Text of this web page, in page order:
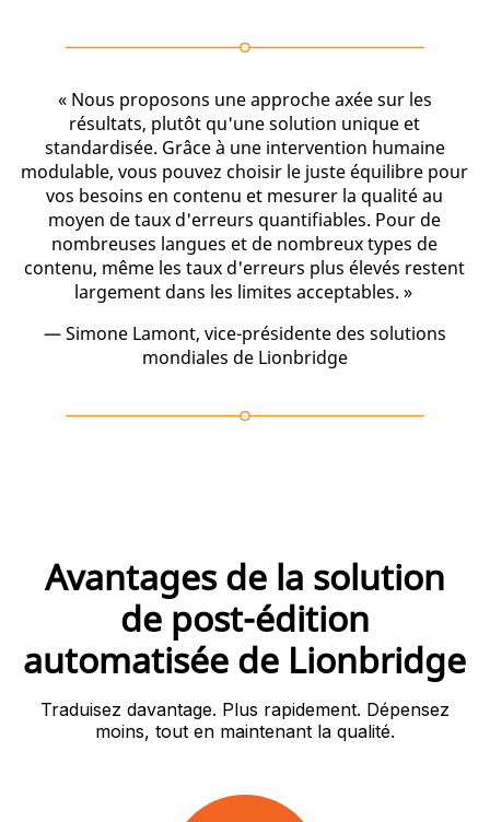
« Nous proposons une approche axée sur les
résultats, plutôt qu'une solution unique et
standardisée. Grâce à une intervention humaine
modulable, vous pouvez choisir le juste équilibre pour
vos besoins en contenu et mesurer la qualité au
moyen de taux d'erreurs quantifiables. Pour de
nombreuses langues et de nombreux types de
contenu, même les taux d'erreurs plus élevés restent
largement dans les limites acceptables. »
— Simone Lamont, vice-présidente des solutions
mondiales de Lionbridge
Avantages de la solution
de post-édition
automatisée de Lionbridge
Traduisez davantage. Plus rapidement. Dépensez
moins, tout en maintenant la qualité.